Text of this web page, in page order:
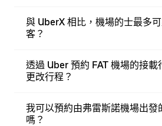
與 UberX 相比，機場的士最多
客？
透過 Uber 預約 FAT 機場的接載
更改行程？
我可以預約由弗雷斯諾機場出發
嗎？